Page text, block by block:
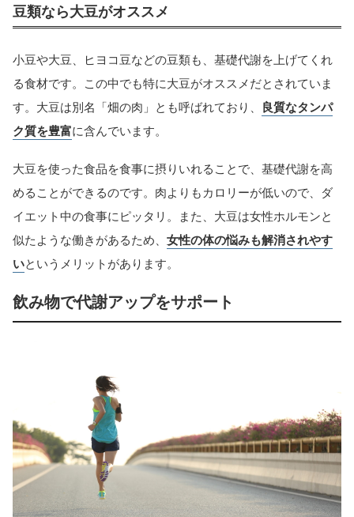
豆類なら大豆がオススメ
小豆や大豆、ヒヨコ豆などの豆類も、基礎代謝を上げてくれ
る食材です。この中でも特に大豆がオススメだとされていま
す。大豆は別名「畑の肉」とも呼ばれており、
良質なタンパ
ク質を豊富に含んでいます。
大豆を使った食品を食事に摂りいれることで、基礎代謝を高
めることができるのです。肉よりもカロリーが低いので、ダ
イエット中の食事にピッタリ。また、大豆は女性ホルモンと
似たような働きがあるため、 女性の体の悩みも解消されやす
いというメリットがあります。
飲み物で代謝アップをサポート